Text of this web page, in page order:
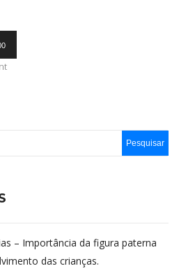
– Importância da figura paterna
das crianças.